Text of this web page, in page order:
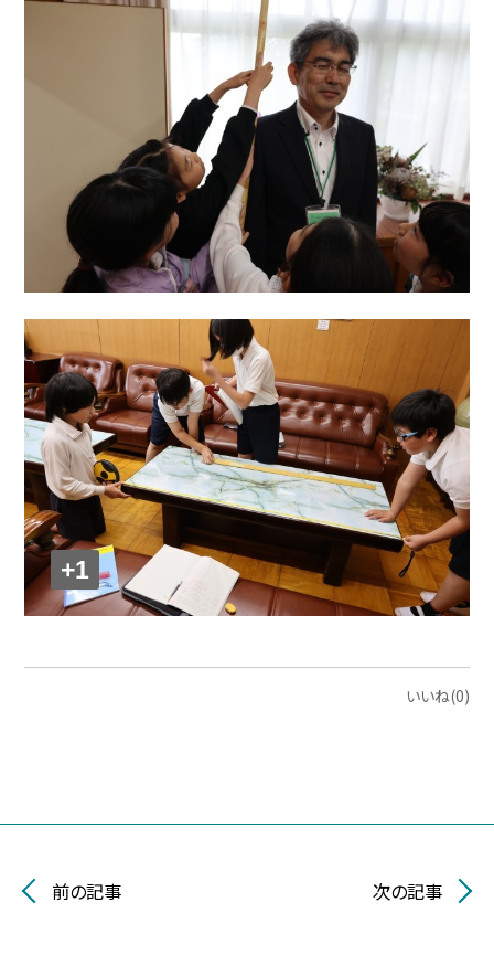
+1
いいね(0)
前の記事 次の記事